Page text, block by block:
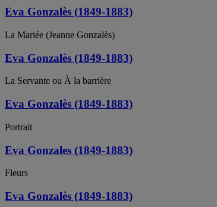
Eva Gonzalès (1849-1883)
La Mariée (Jeanne Gonzalès)
Eva Gonzalès (1849-1883)
La Servante ou À la barrière
Eva Gonzalès (1849-1883)
Portrait
Eva Gonzales (1849-1883)
Fleurs
Eva Gonzalès (1849-1883)